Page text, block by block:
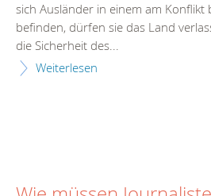
sich Ausländer in einem am Konflikt
befinden, dürfen sie das Land
die Sicherheit des...
Weiterlesen